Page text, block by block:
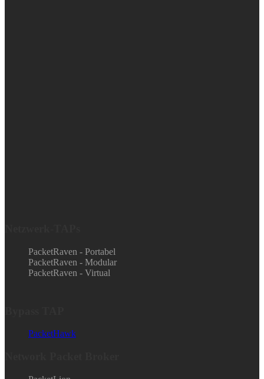
PacketRaven - Portabel
PacketRaven - Modular
PacketRaven - Virtual
PacketHawk